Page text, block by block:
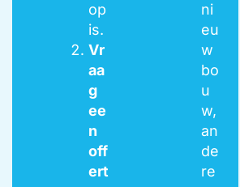
op
is.
Vr
aa
g
ee
n
off
ert
ni
eu
w
bo
u
w,
an
de
re